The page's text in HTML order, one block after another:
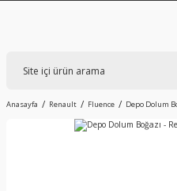
Anasayfa Renault Fluence Depo Dolum